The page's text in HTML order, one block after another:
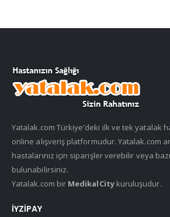
Yatalak.com Türkiye'deki ilk ve tek yatalak
online alışveriş platformudur. Yatalak.com
hastalarınız için siparişler verebilir veya
bulunabilirsiniz.
Yatalak.com bir MedikalCitykuruluşudur.
İYZIPAY